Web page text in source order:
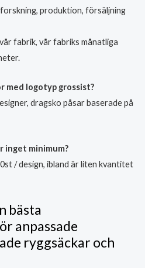
produktion, försäljning
fabrik, vår fabriks månatliga
med logotyp grossist?
dragsko påsar baserade på
inget minimum?
/ design, ibland är liten kvantitet
bästa
anpassade
ryggsäckar och